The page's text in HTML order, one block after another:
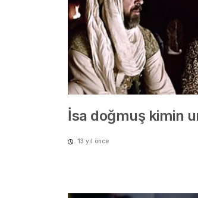
İsa doğmuş kimin
13 yıl önce